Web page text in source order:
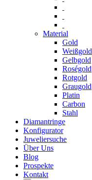
Material
Gold
Weißgold
Gelbgold
Roségold
Rotgold
Graugold
Platin
Carbon
Stahl
Diamantringe
Konfigurator
Juweliersuche
Über Uns
Blog
Prospekte
Kontakt